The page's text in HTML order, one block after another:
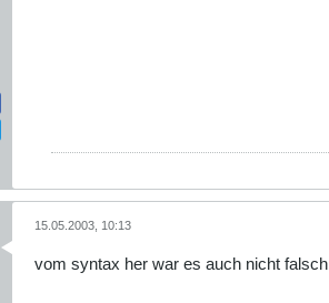
15.05.2003, 10:13
vom syntax her war es auch nicht